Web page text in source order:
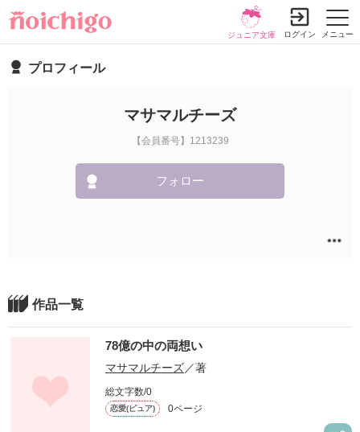
メニュー
ジュニア文庫 ログイン
プロフィール
マサマルチーズ
【会員番号】1213239
フォロー
作品一覧
78億の中の両想い
マサマルチーズ／著
総文字数/0
恋愛(ピュア) 0ページ